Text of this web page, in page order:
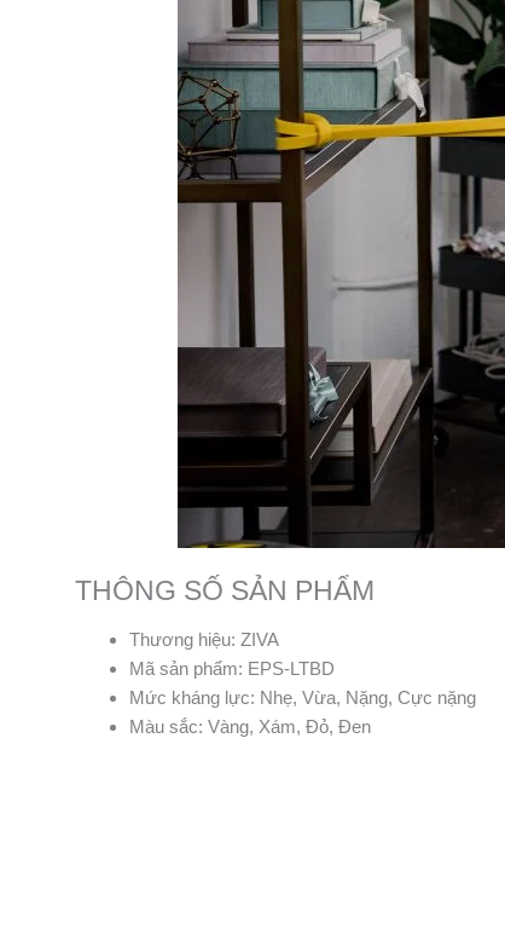
THÔNG SỐ SẢN PHẨM
Thương hiệu: ZIVA
Mã sản phẩm: EPS-LTBD
Mức kháng lực: Nhẹ, Vừa, Nặng, Cực nặng
Màu sắc: Vàng, Xám, Đỏ, Đen